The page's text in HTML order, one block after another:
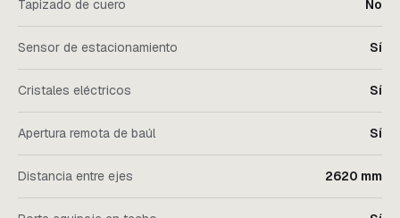
Tapizado de cuero No
Sensor de estacionamiento Sí
Cristales eléctricos Sí
Apertura remota de baúl Sí
Distancia entre ejes 2620 mm